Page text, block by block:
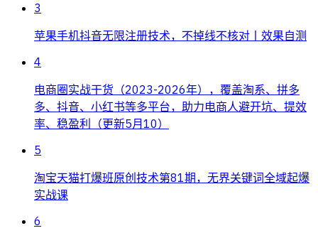
3
苹果手机抖音无限注册技术，不掉线不核对丨效果自测
4
电商圈实战干货（2023-2026年），覆盖淘系、拼多
多、抖音、小红书等多平台，助力电商人避开坑、提效
率、稳盈利（更新5月10）
5
淘宝天猫打爆班原创技术第81期，无界关键词全域起爆
实战课
6